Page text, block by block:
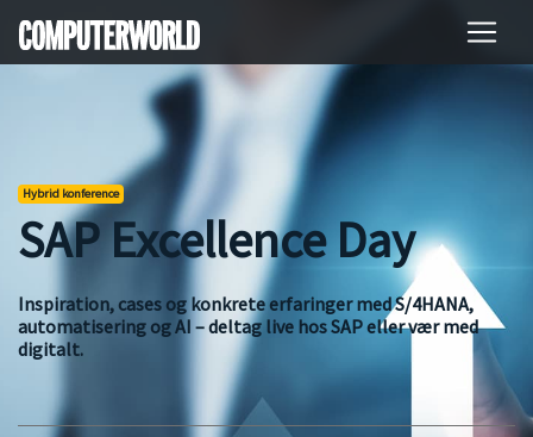
Hybrid konference
SAP Excellence Day
Inspiration, cases og konkrete erfaringer med S/4HANA,
automatisering og AI – deltag live hos SAP eller vær med
digitalt.